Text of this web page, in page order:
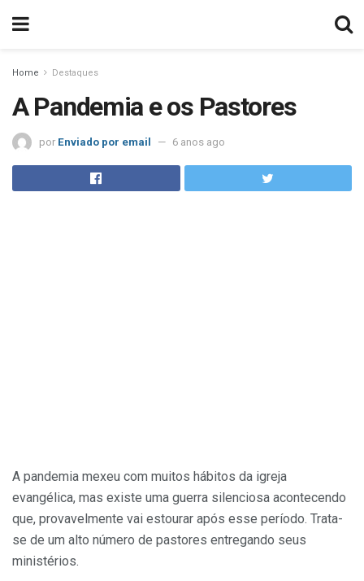
Home Destaques
A Pandemia e os Pastores
por Enviado por email 6 anos ago
A pandemia mexeu com muitos hábitos da igreja
evangélica, mas existe uma guerra silenciosa acontecendo
que, provavelmente vai estourar após esse período. Trata-
se de um alto número de pastores entregando seus
ministérios.